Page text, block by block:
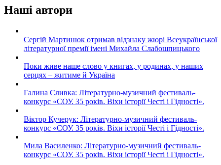
Наші автори
Сергій Мартинюк отримав відзнаку жюрі Всеукраїнської
літературної премії імені Михайла Слабошпицького
Поки живе наше слово у книгах, у родинах, у наших
серцях – житиме й Україна
Галина Сливка: Літературно-музичний фестиваль-
конкурс «СОУ. 35 років. Віхи історії Честі і Гідності».
Віктор Кучерук: Літературно-музичний фестиваль-
конкурс «СОУ. 35 років. Віхи історії Честі і Гідності».
Мила Василенко: Літературно-музичний фестиваль-
конкурс «СОУ. 35 років. Віхи історії Честі і Гідності».